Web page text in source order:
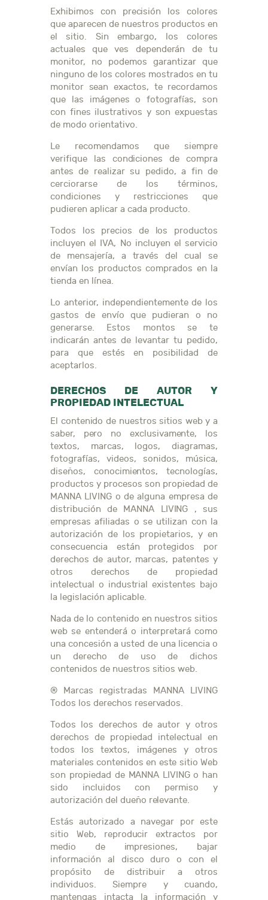
Exhibimos con precisión los colores
que aparecen de nuestros productos en
el sitio. Sin embargo, los colores
actuales que ves dependerán de tu
monitor, no podemos garantizar que
ninguno de los colores mostrados en tu
monitor sean exactos, te recordamos
que las imágenes o fotografías, son
con fines ilustrativos y son expuestas
de modo orientativo.
Le recomendamos que siempre
verifique las condiciones de compra
antes de realizar su pedido, a fin de
cerciorarse de los términos,
condiciones y restricciones que
pudieren aplicar a cada producto.
Todos los precios de los productos
incluyen el IVA, No incluyen el servicio
de mensajería, a través del cual se
envían los productos comprados en la
tienda en línea.
Lo anterior, independientemente de los
gastos de envío que pudieran o no
generarse. Estos montos se te
indicarán antes de levantar tu pedido,
para que estés en posibilidad de
aceptarlos.
DERECHOS DE AUTOR Y
PROPIEDAD INTELECTUAL
El contenido de nuestros sitios web y a
saber, pero no exclusivamente, los
textos, marcas, logos, diagramas,
fotografías, videos, sonidos, música,
diseños, conocimientos, tecnologías,
productos y procesos son propiedad de
MANNA LIVING o de alguna empresa de
distribución de MANNA LIVING , sus
empresas afiliadas o se utilizan con la
autorización de los propietarios, y en
consecuencia están protegidos por
derechos de autor, marcas, patentes y
otros derechos de propiedad
intelectual o industrial existentes bajo
la legislación aplicable.
Nada de lo contenido en nuestros sitios
web se entenderá o interpretará como
una concesión a usted de una licencia o
un derecho de uso de dichos
contenidos de nuestros sitios web.
® Marcas registradas MANNA LIVING
Todos los derechos reservados.
Todos los derechos de autor y otros
derechos de propiedad intelectual en
todos los textos, imágenes y otros
materiales contenidos en este sitio Web
son propiedad de MANNA LIVING o han
sido incluidos con permiso y
autorización del dueño relevante.
Estás autorizado a navegar por este
sitio Web, reproducir extractos por
medio de impresiones, bajar
información al disco duro o con el
propósito de distribuir a otros
individuos. Siempre y cuando,
mantengas intacta la información y